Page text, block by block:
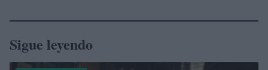
Sigue leyendo